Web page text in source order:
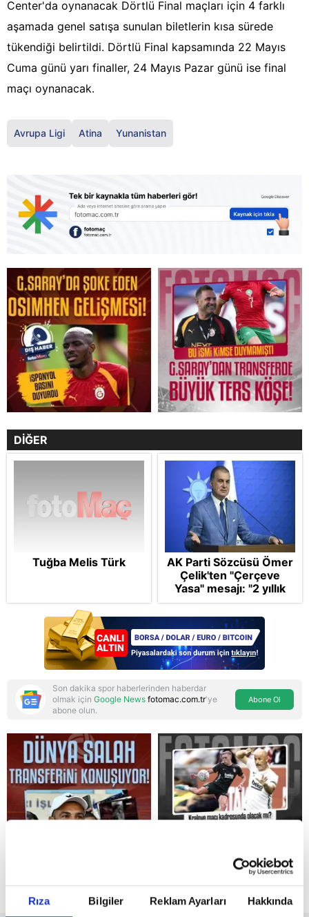
Rıza Bilgiler Reklam Ayarları Hakkında
Reddet
Center'da oynanacak Dörtlü Final maçları için 4 farklı
aşamada genel satışa sunulan biletlerin kısa sürede
tükendiği belirtildi. Dörtlü Final kapsamında 22 Mayıs
Cuma günü yarı finaller, 24 Mayıs Pazar günü ise final
maçı oynanacak.
Avrupa Ligi Atina Yunanistan
DİĞER
Tuğba Melis Türk
AK Parti Sözcüsü Ömer
Çelik'ten "Çerçeve
Yasa" mesajı: "2 yıllık
sürecin en önemli
aşamasındayız"
Son dakika spor haberlerinden haberdar
olmak için Google News fotomac.com.tr'ye
abone olun.
Abone Ol